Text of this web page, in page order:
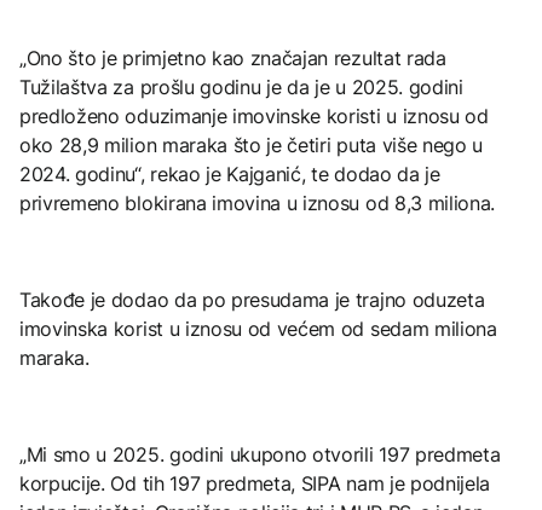
„Ono što je primjetno kao značajan rezultat rada
Tužilaštva za prošlu godinu je da je u 2025. godini
predloženo oduzimanje imovinske koristi u iznosu od
oko 28,9 milion maraka što je četiri puta više nego u
2024. godinu“, rekao je Kajganić, te dodao da je
privremeno blokirana imovina u iznosu od 8,3 miliona.
Takođe je dodao da po presudama je trajno oduzeta
imovinska korist u iznosu od većem od sedam miliona
maraka.
„Mi smo u 2025. godini ukupono otvorili 197 predmeta
korpucije. Od tih 197 predmeta, SIPA nam je podnijela